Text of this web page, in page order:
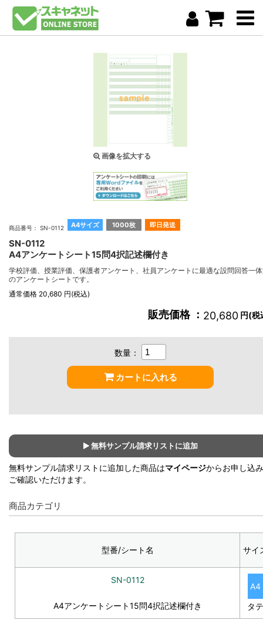
画像を拡大する
A4サイズ 1000枚 即日発送
商品番号： SN-0112
SN-0112
A4アンケートシート15問4択記述欄付き
学校評価、授業評価、保護者アンケート、社員アンケートに最適な設問回答一
のアンケートシートです。
通常価格 20,680 円(税込)
販売価格 ： 20,680 円(税
数量：
カートに入れる
無料サンプル請求リストに追加
無料サンプル請求リストに追加した商品はマイページからお申し込
ご確認いただけます。
商品カテゴリ
型番/シート名 サイ
SN-0112
A4アンケートシート15問4択記述欄付き
A4
タテ